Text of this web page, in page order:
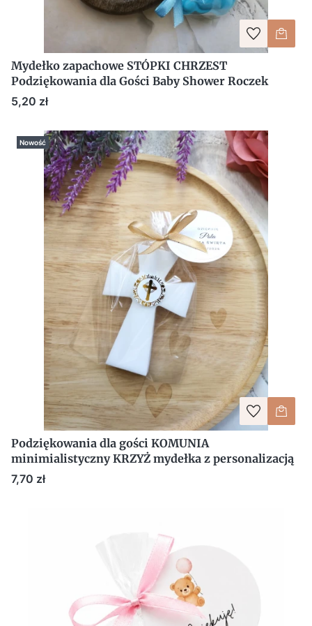
Mydełko zapachowe STÓPKI CHRZEST
Podziękowania dla Gości Baby Shower Roczek
Cena
5,20 zł
Nowość
Podziękowania dla gości KOMUNIA
minimialistyczny KRZYŻ mydełka z personalizacją
Cena
7,70 zł